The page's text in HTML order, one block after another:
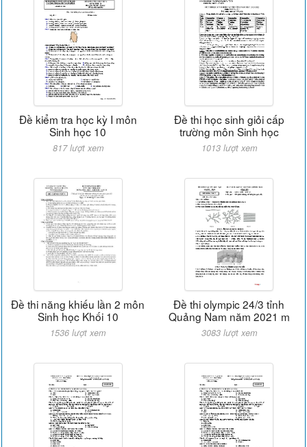
Đề kiểm tra học kỳ I môn
Sinh học 10
817 lượt xem
Đề thi học sinh giỏi cấp
trường môn Sinh học
1013 lượt xem
Đề thi năng khiếu lần 2 môn
Sinh học Khối 10
1536 lượt xem
Đề thi olympic 24/3 tỉnh
Quảng Nam năm 2021 m
3083 lượt xem